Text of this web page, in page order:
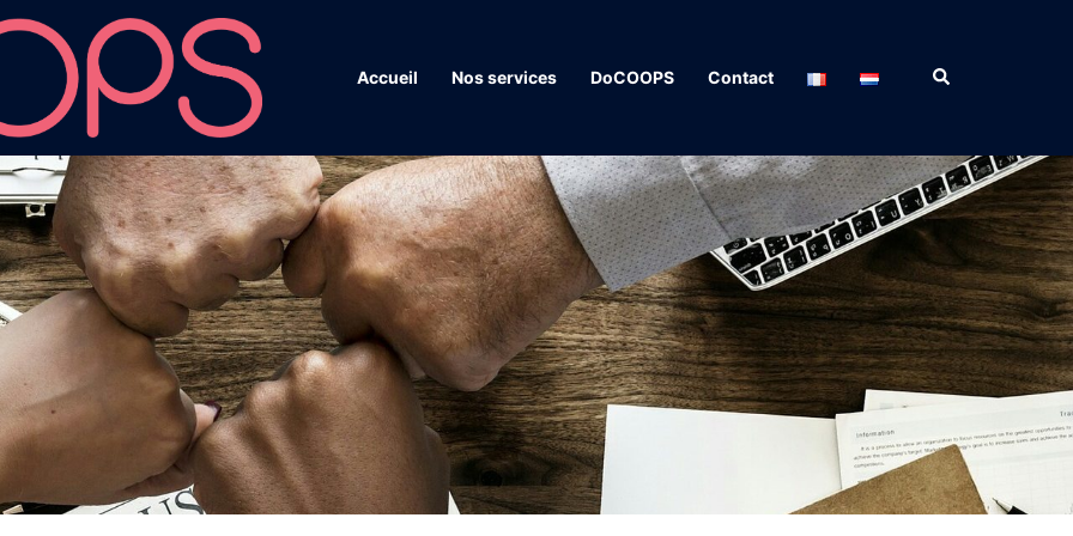
Accueil Nos services DoCOOPS Contact Rechercher